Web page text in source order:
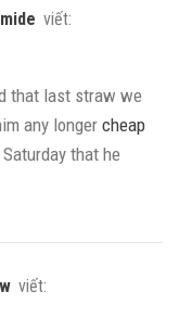
viết:
that last straw we
any longercheap
that he
viết: